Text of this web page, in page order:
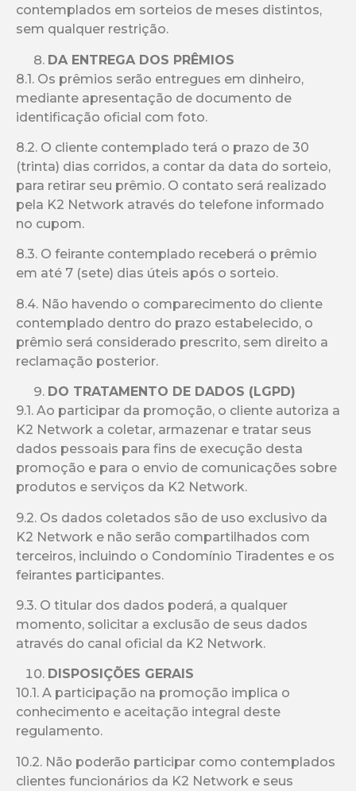
contemplados em sorteios de meses distintos,
sem qualquer restrição.
DA ENTREGA DOS PRÊMIOS
8.1. Os prêmios serão entregues em dinheiro,
mediante apresentação de documento de
identificação oficial com foto.
8.2. O cliente contemplado terá o prazo de 30
(trinta) dias corridos, a contar da data do sorteio,
para retirar seu prêmio. O contato será realizado
pela K2 Network através do telefone informado
no cupom.
8.3. O feirante contemplado receberá o prêmio
em até 7 (sete) dias úteis após o sorteio.
8.4. Não havendo o comparecimento do cliente
contemplado dentro do prazo estabelecido, o
prêmio será considerado prescrito, sem direito a
reclamação posterior.
DO TRATAMENTO DE DADOS (LGPD)
9.1. Ao participar da promoção, o cliente autoriza a
K2 Network a coletar, armazenar e tratar seus
dados pessoais para fins de execução desta
promoção e para o envio de comunicações sobre
produtos e serviços da K2 Network.
9.2. Os dados coletados são de uso exclusivo da
K2 Network e não serão compartilhados com
terceiros, incluindo o Condomínio Tiradentes e os
feirantes participantes.
9.3. O titular dos dados poderá, a qualquer
momento, solicitar a exclusão de seus dados
através do canal oficial da K2 Network.
DISPOSIÇÕES GERAIS
10.1. A participação na promoção implica o
conhecimento e aceitação integral deste
regulamento.
10.2. Não poderão participar como contemplados
clientes funcionários da K2 Network e seus